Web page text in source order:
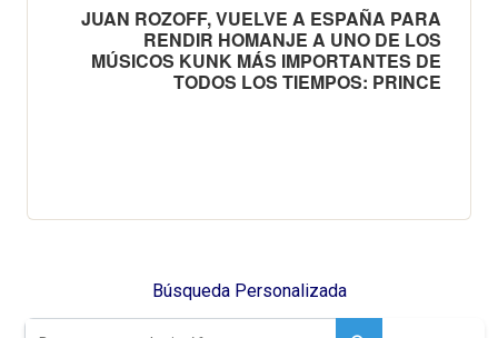
JUAN ROZOFF, VUELVE A ESPAÑA PARA
RENDIR HOMANJE A UNO DE LOS
MÚSICOS KUNK MÁS IMPORTANTES DE
TODOS LOS TIEMPOS: PRINCE
Búsqueda Personalizada